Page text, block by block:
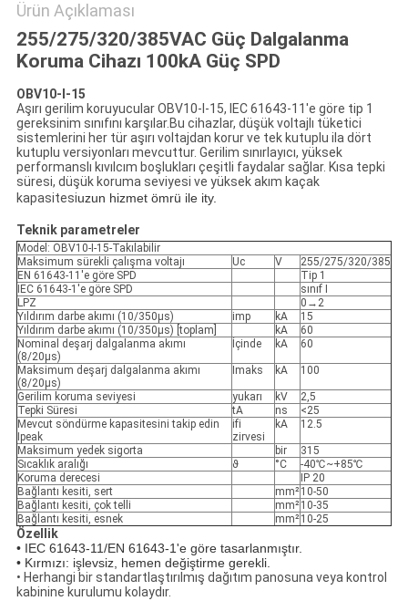
Ürün Açıklaması
255/275/320/385VAC Güç Dalgalanma
Koruma Cihazı 100kA Güç SPD
OBV10-I-15
Aşırı gerilim koruyucular OBV10-I-15, IEC 61643-11'e göre tip 1
gereksinim sınıfını karşılar.Bu cihazlar, düşük voltajlı tüketici
sistemlerini her tür aşırı voltajdan korur ve tek kutuplu ila dört
kutuplu versiyonları mevcuttur. Gerilim sınırlayıcı, yüksek
performanslı kıvılcım boşlukları çeşitli faydalar sağlar. Kısa tepki
süresi, düşük koruma seviyesi ve yüksek akım kaçak
kapasitesiuzun hizmet ömrü ile ity.
Teknik parametreler
Model: OBV10-I-15-Takılabilir
Maksimum sürekli çalışma voltajı
Uc V
255/275/320/385
EN 61643-11'e göre SPD
Tip 1
IEC 61643-1'e göre SPD
sınıf I
LPZ
0→2
Yıldırım darbe akımı (10/350μs)
imp kA
15
Yıldırım darbe akımı (10/350μs) [toplam]
kA
60
Nominal deşarj dalgalanma akımı
(8/20μs)
İçinde kA 60
Maksimum deşarj dalgalanma akımı
(8/20μs)
Imaks kA 100
Gerilim koruma seviyesi yukarı kV
2,5
Tepki Süresi
tA ns
<25
Mevcut söndürme kapasitesini takip edin
Ipeak
ifi
zirvesi
kA 12.5
Maksimum yedek sigorta bir
315
Sıcaklık aralığı
ϑ °C
-40℃~+85℃
Koruma derecesi
IP 20
Bağlantı kesiti, sert
mm²10-50
Bağlantı kesiti, çok telli
mm²10-35
Bağlantı kesiti, esnek
mm²10-25
Özellik
• IEC 61643-11/EN 61643-1'e göre tasarlanmıştır.
• Kırmızı: işlevsiz, hemen değiştirme gerekli.
• Herhangi bir standartlaştırılmış dağıtım panosuna veya kontrol
kabinine kurulumu kolaydır.